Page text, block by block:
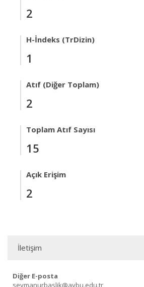
2
H-İndeks (TrDizin)
1
Atıf (Diğer Toplam)
2
Toplam Atıf Sayısı
15
Açık Erişim
2
İletişim
Diğer E-posta
seymanurbaslik@aybu.edu.tr